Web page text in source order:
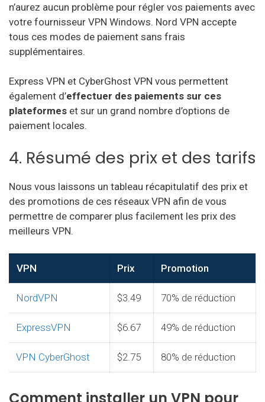
n’aurez aucun problème pour régler vos paiements avec
votre fournisseur VPN Windows. Nord VPN accepte
tous ces modes de paiement sans frais
supplémentaires.
Express VPN et CyberGhost VPN vous permettent
également d’effectuer des paiements sur ces
plateformes et sur un grand nombre d’options de
paiement locales.
4. Résumé des prix et des tarifs
Nous vous laissons un tableau récapitulatif des prix et
des promotions de ces réseaux VPN afin de vous
permettre de comparer plus facilement les prix des
meilleurs VPN.
VPN Prix Promotion
NordVPN $3.49 70% de réduction
ExpressVPN $6.67 49% de réduction
VPN CyberGhost $2.75 80% de réduction